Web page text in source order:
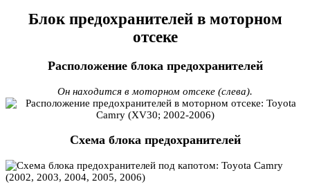
Блок предохранителей в моторном
отсеке
Расположение блока предохранителей
Он находится в моторном отсеке (слева).
Схема блока предохранителей